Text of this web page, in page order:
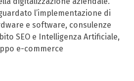
l’implementazione di
e software, consulenze
SEO e Intelligenza Artificiale,
e-commerce